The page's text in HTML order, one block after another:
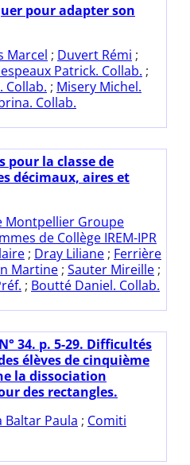
pour adapter son
Marcel ; Duvert Rémi ;
Patrick. Collab. ;
Collab. ; Misery Michel.
Collab.
pour la classe de
décimaux, aires et
Montpellier Groupe
de Collège IREM-IPR
; Dray Liliane ; Ferrière
Martine ; Sauter Mireille ;
; Boutté Daniel. Collab.
34. p. 5-29. Difficultés
élèves de cinquième
la dissociation
des rectangles.
Baltar Paula ; Comiti